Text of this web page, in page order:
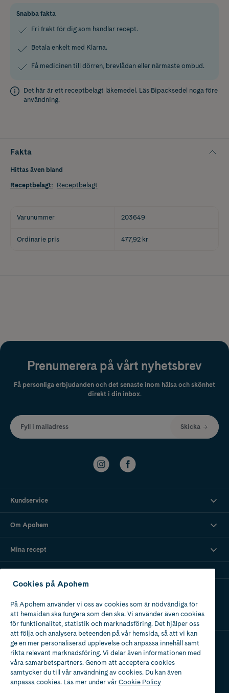
Snabba fakta
Fri frakt för dig som handlar recept.
Betala enkelt med Klarna.
Få medicinen till dörren, brevlådan eller närmaste ombud.
Det här är ett receptbelagt läkemedel. Läs Bipacksedel noga före
användning.
Fakta
Hittas även bland
Receptbelagt: Receptbelagt
Varunummer 203649
Ordinarie pris 477,92 kr
Prenumerera på vårt nyhetsbrev
Få personliga erbjudanden och det senaste inom hälsa och skönhet
direkt i din inbox.
Fyll i mailadress Skicka
Kundservice
Om Apohem
Mina recept
Apotek med tillstånd
av Läkemedelsverket
Cookies på Apohem
På Apohem använder vi oss av cookies som är nödvändiga för
att hemsidan ska fungera som den ska. Vi använder även cookies
för funktionalitet, statistik och marknadsföring. Det hjälper oss
att följa och analysera beteenden på vår hemsida, så att vi kan
ge en mer personaliserad upplevelse och anpassa innehåll samt
rikta relevant marknadsföring. Vi delar även informationen med
våra samarbetspartners. Genom att acceptera cookies
samtycker du till vår användning av cookies. Du kan även
anpassa cookies. Läs mer under vårCookie Policy